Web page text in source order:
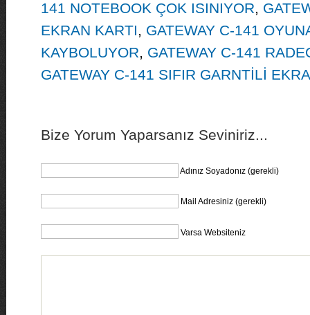
141 NOTEBOOK ÇOK ISINIYOR,
EKRAN KARTI, GATEWAY C-141
KAYBOLUYOR, GATEWAY C-141
GATEWAY C-141 SIFIR GARNTİLİ
Bize Yorum Yaparsanız Seviniriz...
Adınız Soyadonız (gerekli)
Mail Adresiniz (gerekli)
Varsa Websiteniz